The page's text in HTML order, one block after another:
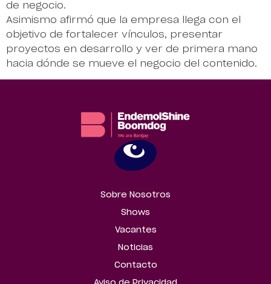
de negocio.
Asimismo afirmó que la empresa llega con el
objetivo de fortalecer vínculos, presentar
proyectos en desarrollo y ver de primera mano
hacia dónde se mueve el negocio del contenido.
Sobre Nosotros
Shows
Vacantes
Noticias
Contacto